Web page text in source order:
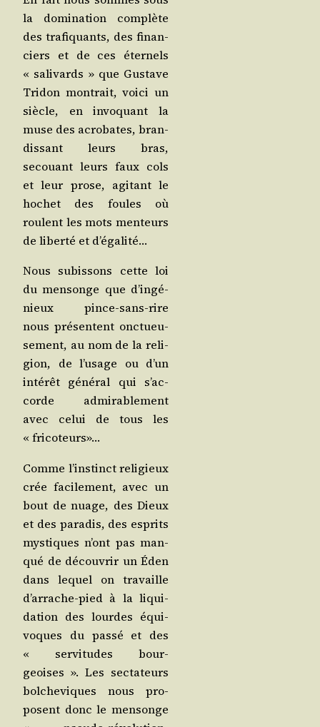
la domi­na­tion com­plète
des tra­fi­quants, des finan­
ciers et de ces éter­nels
« sali­vards » que Gus­tave
Tri­don mon­trait, voi­ci un
siècle, en invo­quant la
muse des acro­bates, bran­
dis­sant leurs bras,
secouant leurs faux cols
et leur prose, agi­tant le
hochet des foules où
roulent les mots men­teurs
de liber­té et d’égalité…
Nous subis­sons cette loi
du men­songe que d’in­gé­
nieux pince-sans-rire
nous pré­sentent onc­tueu­
se­ment, au nom de la reli­
gion, de l’u­sage ou d’un
inté­rêt géné­ral qui s’ac­
corde admi­ra­ble­ment
avec celui de tous les
« fricoteurs»…
Comme l’ins­tinct reli­gieux
crée faci­le­ment, avec un
bout de nuage, des Dieux
et des para­dis, des esprits
mys­tiques n’ont pas man­
qué de décou­vrir un Éden
dans lequel on tra­vaille
d’ar­rache-pied à la liqui­
da­tion des lourdes équi­
voques du pas­sé et des
« ser­vi­tudes bour­
geoises ». Les sec­ta­teurs
bol­che­viques nous pro­
posent donc le men­songe